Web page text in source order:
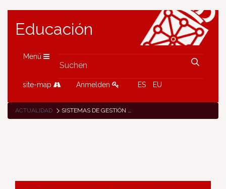
Educación
Menü
site-map Anmelden ES EU
ACTUALIDAD SISTEMAS DE GESTIÓN DE LA CALIDAD